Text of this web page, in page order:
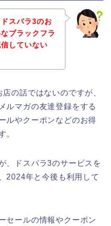
スパラ3のお
ブラックフラ
していない
の話ではないのですが、
ルマガの友達登録をする
ルやクーポンなどのお得
。
、ドスパラ3のサービスを
2024年と今後も利用して
セールの情報やクーポン